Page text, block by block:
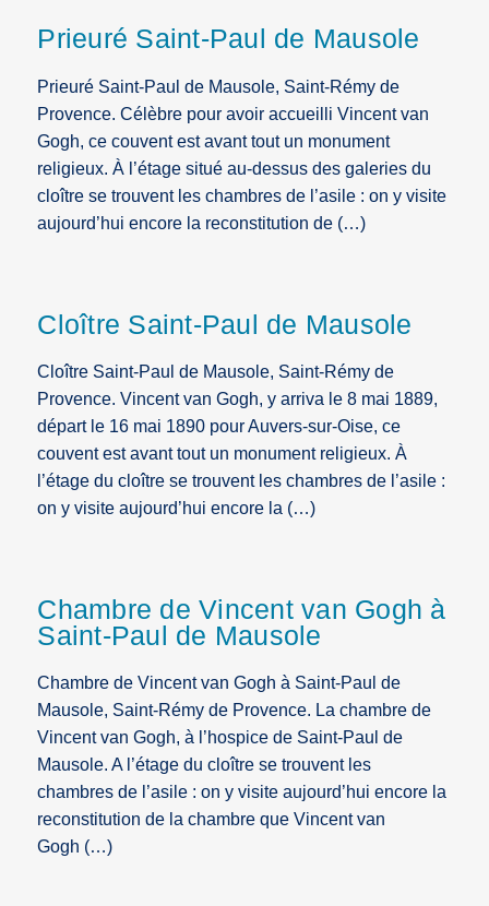
Prieuré Saint-Paul de Mausole
Prieuré Saint-Paul de Mausole, Saint-Rémy de
Provence. Célèbre pour avoir accueilli Vincent van
Gogh, ce couvent est avant tout un monument
religieux. À l’étage situé au-dessus des galeries du
cloître se trouvent les chambres de l’asile : on y visite
aujourd’hui encore la reconstitution de (…)
Cloître Saint-Paul de Mausole
Cloître Saint-Paul de Mausole, Saint-Rémy de
Provence. Vincent van Gogh, y arriva le 8 mai 1889,
départ le 16 mai 1890 pour Auvers-sur-Oise, ce
couvent est avant tout un monument religieux. À
l’étage du cloître se trouvent les chambres de l’asile :
on y visite aujourd’hui encore la (…)
Chambre de Vincent van Gogh à
Saint-Paul de Mausole
Chambre de Vincent van Gogh à Saint-Paul de
Mausole, Saint-Rémy de Provence. La chambre de
Vincent van Gogh, à l’hospice de Saint-Paul de
Mausole. A l’étage du cloître se trouvent les
chambres de l’asile : on y visite aujourd’hui encore la
reconstitution de la chambre que Vincent van
Gogh (…)